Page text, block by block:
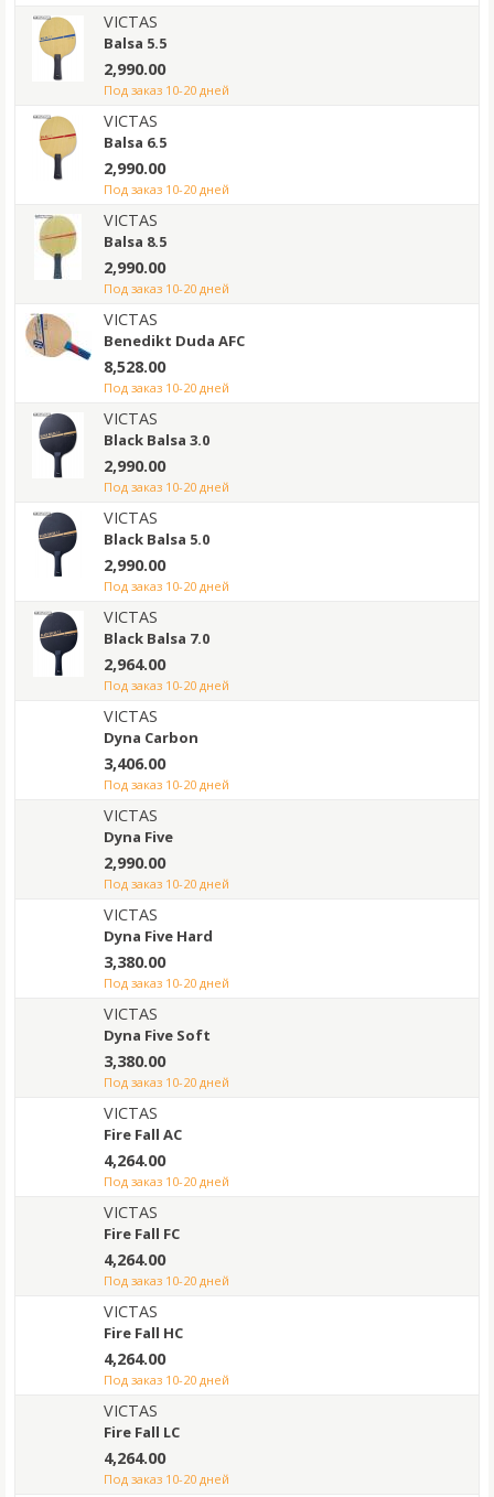
VICTAS
Balsa 5.5
2,990.00
под заказ 10-20 дней
VICTAS
Balsa 6.5
2,990.00
под заказ 10-20 дней
VICTAS
Balsa 8.5
2,990.00
под заказ 10-20 дней
VICTAS
Benedikt Duda AFC
8,528.00
под заказ 10-20 дней
VICTAS
Black Balsa 3.0
2,990.00
под заказ 10-20 дней
VICTAS
Black Balsa 5.0
2,990.00
под заказ 10-20 дней
VICTAS
Black Balsa 7.0
2,964.00
под заказ 10-20 дней
VICTAS
Dyna Carbon
3,406.00
под заказ 10-20 дней
VICTAS
Dyna Five
2,990.00
под заказ 10-20 дней
VICTAS
Dyna Five Hard
3,380.00
под заказ 10-20 дней
VICTAS
Dyna Five Soft
3,380.00
под заказ 10-20 дней
VICTAS
Fire Fall AC
4,264.00
под заказ 10-20 дней
VICTAS
Fire Fall FC
4,264.00
под заказ 10-20 дней
VICTAS
Fire Fall HC
4,264.00
под заказ 10-20 дней
VICTAS
Fire Fall LC
4,264.00
под заказ 10-20 дней